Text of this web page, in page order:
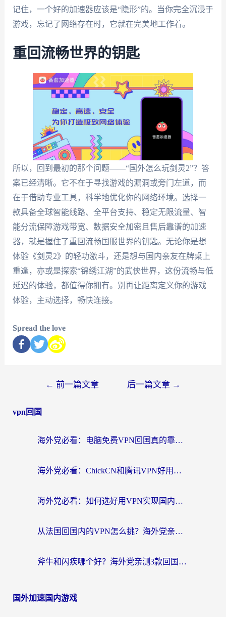
记住，一个好的加速器应该是“隐形”的。当你完全沉浸于
游戏，忘记了网络存在时，它就在完美地工作着。
重回流畅世界的钥匙
所以，回到最初的那个问题——“国外怎么玩剑灵2”？答
案已经清晰。它不在于寻找游戏的漏洞或旁门左道，而
在于借助专业工具，科学地优化你的网络环境。选择一
款具备全球智能线路、全平台支持、稳定无限流量、智
能分流保障游戏带宽、数据安全加密且售后靠谱的加速
器，就是握住了重回流畅国服世界的钥匙。无论你是想
体验《剑灵2》的轻功激斗，还是想与国内亲友在牌桌上
重逢，亦或是探索“锦绣江湖”的武侠世界，这份流畅与低
延迟的体验，都值得你拥有。别再让距离定义你的游戏
体验，主动选择，畅快连接。
Spread the love
← 前一篇文章 后一篇文章 →
vpn回国
海外党必看：电脑免费VPN回国真的靠谱吗？附实测对比与最优方案指南
海外党必看：ChickCN和腾讯VPN好用吗？3招选对回国加速器，告别地区限制
海外党必看：如何选好用VPN实现国内资源无缝访问？从越南到全球都适用
从法国回国内的VPN怎么挑？海外党亲测：稳定、多端、安全才是关键
斧牛和闪疾哪个好？海外党亲测3款回国加速器，教你选到不踩坑的那一款
国外加速国内游戏